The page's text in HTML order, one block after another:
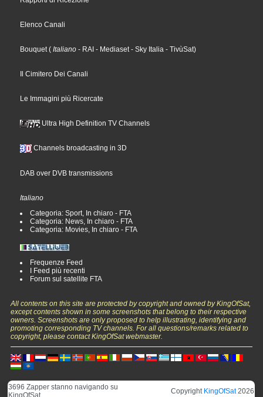
Elenco Canali
Bouquet ( Italiano - RAI - Mediaset - Sky Italia - TivùSat)
Il Cimitero Dei Canali
Le Immagini più Ricercate
Ultra High Definition TV Channels
Channels broadcasting in 3D
DAB over DVB transmissions
Italiano
Categoria: Sport, In chiaro - FTA
Categoria: News, In chiaro - FTA
Categoria: Movies, In chiaro - FTA
Frequenze Feed
I Feed più recenti
Forum sul satellite FTA
All contents on this site are protected by copyright and owned by KingOfSat,
except contents shown in some screenshots that belong to their respective
owners. Screenshots are only proposed to help illustrating, identifying and
promoting corresponding TV channels. For all questions/remarks related to
copyright, please contact KingOfSat webmaster.
3696 Zapper stanno navigando su
KingOfSat
Copyright KingOfSat2026